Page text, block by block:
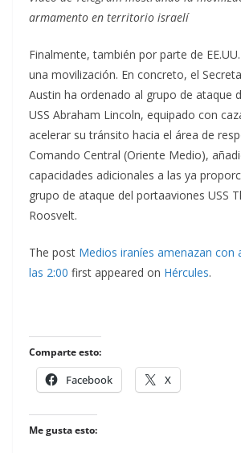
armamento en territorio israelí
Finalmente, también por parte de
una movilización. En concreto, el
Austin ha ordenado al grupo de ataque
USS Abraham Lincoln, equipado con
acelerar su tránsito hacia el área de
Comando Central (Oriente Medio),
capacidades adicionales a las ya
grupo de ataque del portaaviones USS
Roosvelt.
The post Medios iraníes amenazan con
las 2:00 first appeared on Hércules.
Comparte esto:
Facebook X
Me gusta esto: